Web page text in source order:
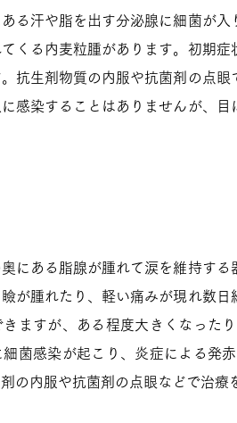
る汗や脂を出す分泌腺に細菌が
くる内麦粒腫があります。初期
抗生剤物質の内服や抗菌剤の点
感染することはありませんが、
にある脂腺が腫れて涙を維持す
が腫れたり、軽い痛みが現れ数
ますが、ある程度大きくなった
菌感染が起こり、炎症による発
の内服や抗菌剤の点眼などで治療